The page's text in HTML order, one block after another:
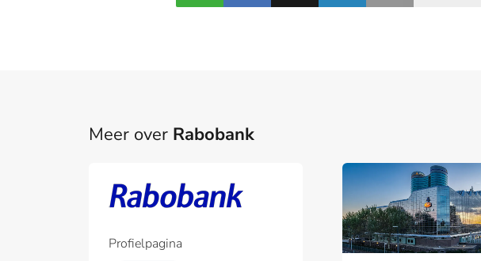
Meer over Rabobank
Profielpagina
Rabobank versnelt
inzet van AI-agents
Hub